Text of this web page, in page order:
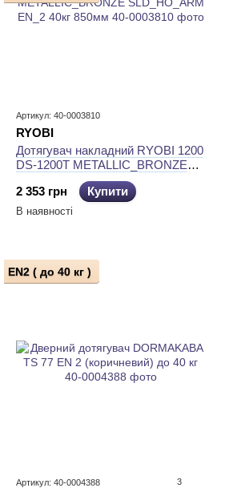
Артикул: 40-0003810
RYOBI
Дотягувач накладний RYOBI 1200
DS-1200T METALLIC_BRONZE
SLD_HO_ARM EN_2 40кг 850мм
2 353 грн
Купити
В наявності
EN2 ( до 40 кг )
Артикул: 40-0004388 3